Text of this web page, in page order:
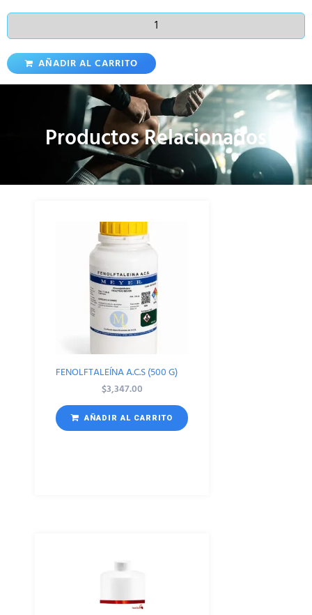
AÑADIR AL CARRITO
Productos Relacionados
FENOLFTALEÍNA A.C.S (500 G)
$3,347.00
AÑADIR AL CARRITO